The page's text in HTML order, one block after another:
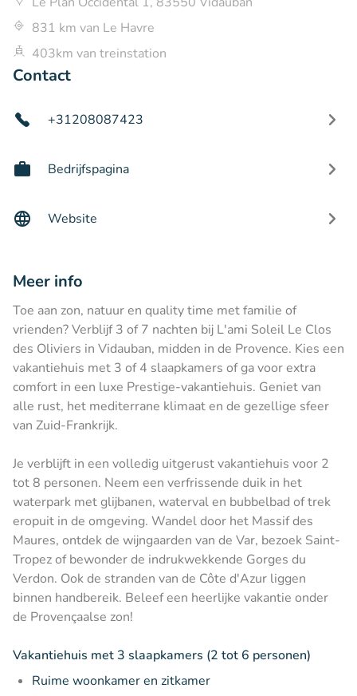
831 km van Le Havre
403km van treinstation
Contact
+31208087423
Bedrijfspagina
Website
Meer info
Toe aan zon, natuur en quality time met familie of
vrienden? Verblijf 3 of 7 nachten bij L'ami Soleil Le Clos
des Oliviers in Vidauban, midden in de Provence. Kies een
vakantiehuis met 3 of 4 slaapkamers of ga voor extra
comfort in een luxe Prestige-vakantiehuis. Geniet van
alle rust, het mediterrane klimaat en de gezellige sfeer
van Zuid-Frankrijk.
Je verblijft in een volledig uitgerust vakantiehuis voor 2
tot 8 personen. Neem een verfrissende duik in het
waterpark met glijbanen, waterval en bubbelbad of trek
eropuit in de omgeving. Wandel door het Massif des
Maures, ontdek de wijngaarden van de Var, bezoek Saint-
Tropez of bewonder de indrukwekkende Gorges du
Verdon. Ook de stranden van de Côte d'Azur liggen
binnen handbereik. Beleef een heerlijke vakantie onder
de Provençaalse zon!
Vakantiehuis met 3 slaapkamers (2 tot 6 personen)
Ruime woonkamer en zitkamer